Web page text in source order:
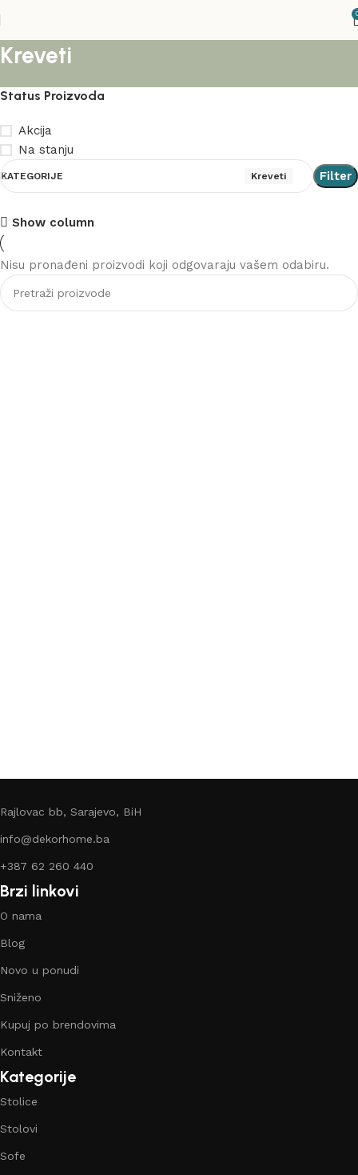
Kreveti
Status Proizvoda
Akcija
Na stanju
KATEGORIJE Kreveti Filter
Akcija
Vidi više
Show column
Nisu pronađeni proizvodi koji odgovaraju vašem odabiru.
Rajlovac bb, Sarajevo, BiH
info@dekorhome.ba
+387 62 260 440
Brzi linkovi
O nama
Blog
Novo u ponudi
Sniženo
Kupuj po brendovima
Kontakt
Kategorije
Stolice
Stolovi
Sofe